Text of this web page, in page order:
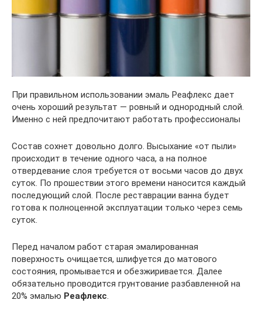
При правильном использовании эмаль Реафлекс дает
очень хороший результат — ровный и однородный слой.
Именно с ней предпочитают работать профессионалы
Состав сохнет довольно долго. Высыхание «от пыли»
происходит в течение одного часа, а на полное
отвердевание слоя требуется от восьми часов до двух
суток. По прошествии этого времени наносится каждый
последующий слой. После реставрации ванна будет
готова к полноценной эксплуатации только через семь
суток.
Перед началом работ старая эмалированная
поверхность очищается, шлифуется до матового
состояния, промывается и обезжиривается. Далее
обязательно проводится грунтование разбавленной на
20% эмалью Реафлекс.